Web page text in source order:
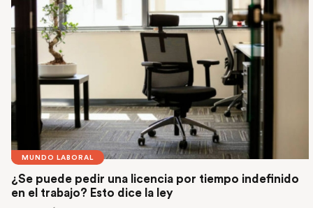
MUNDO LABORAL
¿Se puede pedir una licencia por tiempo indefinido
en el trabajo? Esto dice la ley